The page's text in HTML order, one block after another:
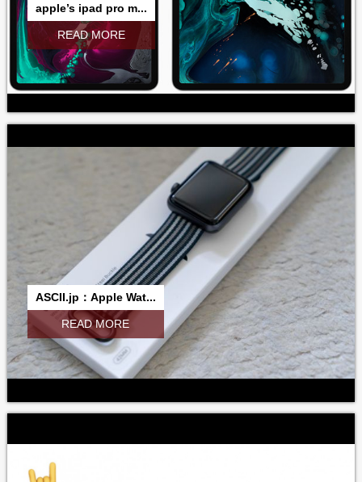
apple’s ipad pro m...
READ MORE
ASCII.jp：Apple Wat...
READ MORE